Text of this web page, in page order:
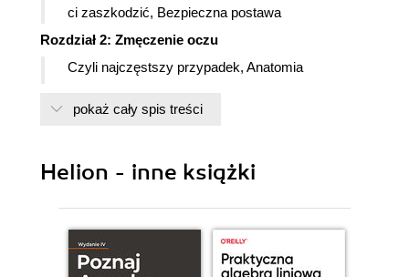
ci zaszkodzić, Bezpieczna postawa
Rozdział 2: Zmęczenie oczu
Czyli najczęstszy przypadek, Anatomia
oczu, Zapobieganie i łagodzenie zmęczenia oczu,
Rozdział 3: Okulary i szkła kontaktowe
Dostosuj swój wzrok do pracy z komputerem,
Czy potrzebujesz okularów?, Powszechne
problemy ze wzrokiem, Sprawdź swojego lekarza,
Zastosowanie właściwej korekcji
pokaż cały spis treści
Helion - inne książki